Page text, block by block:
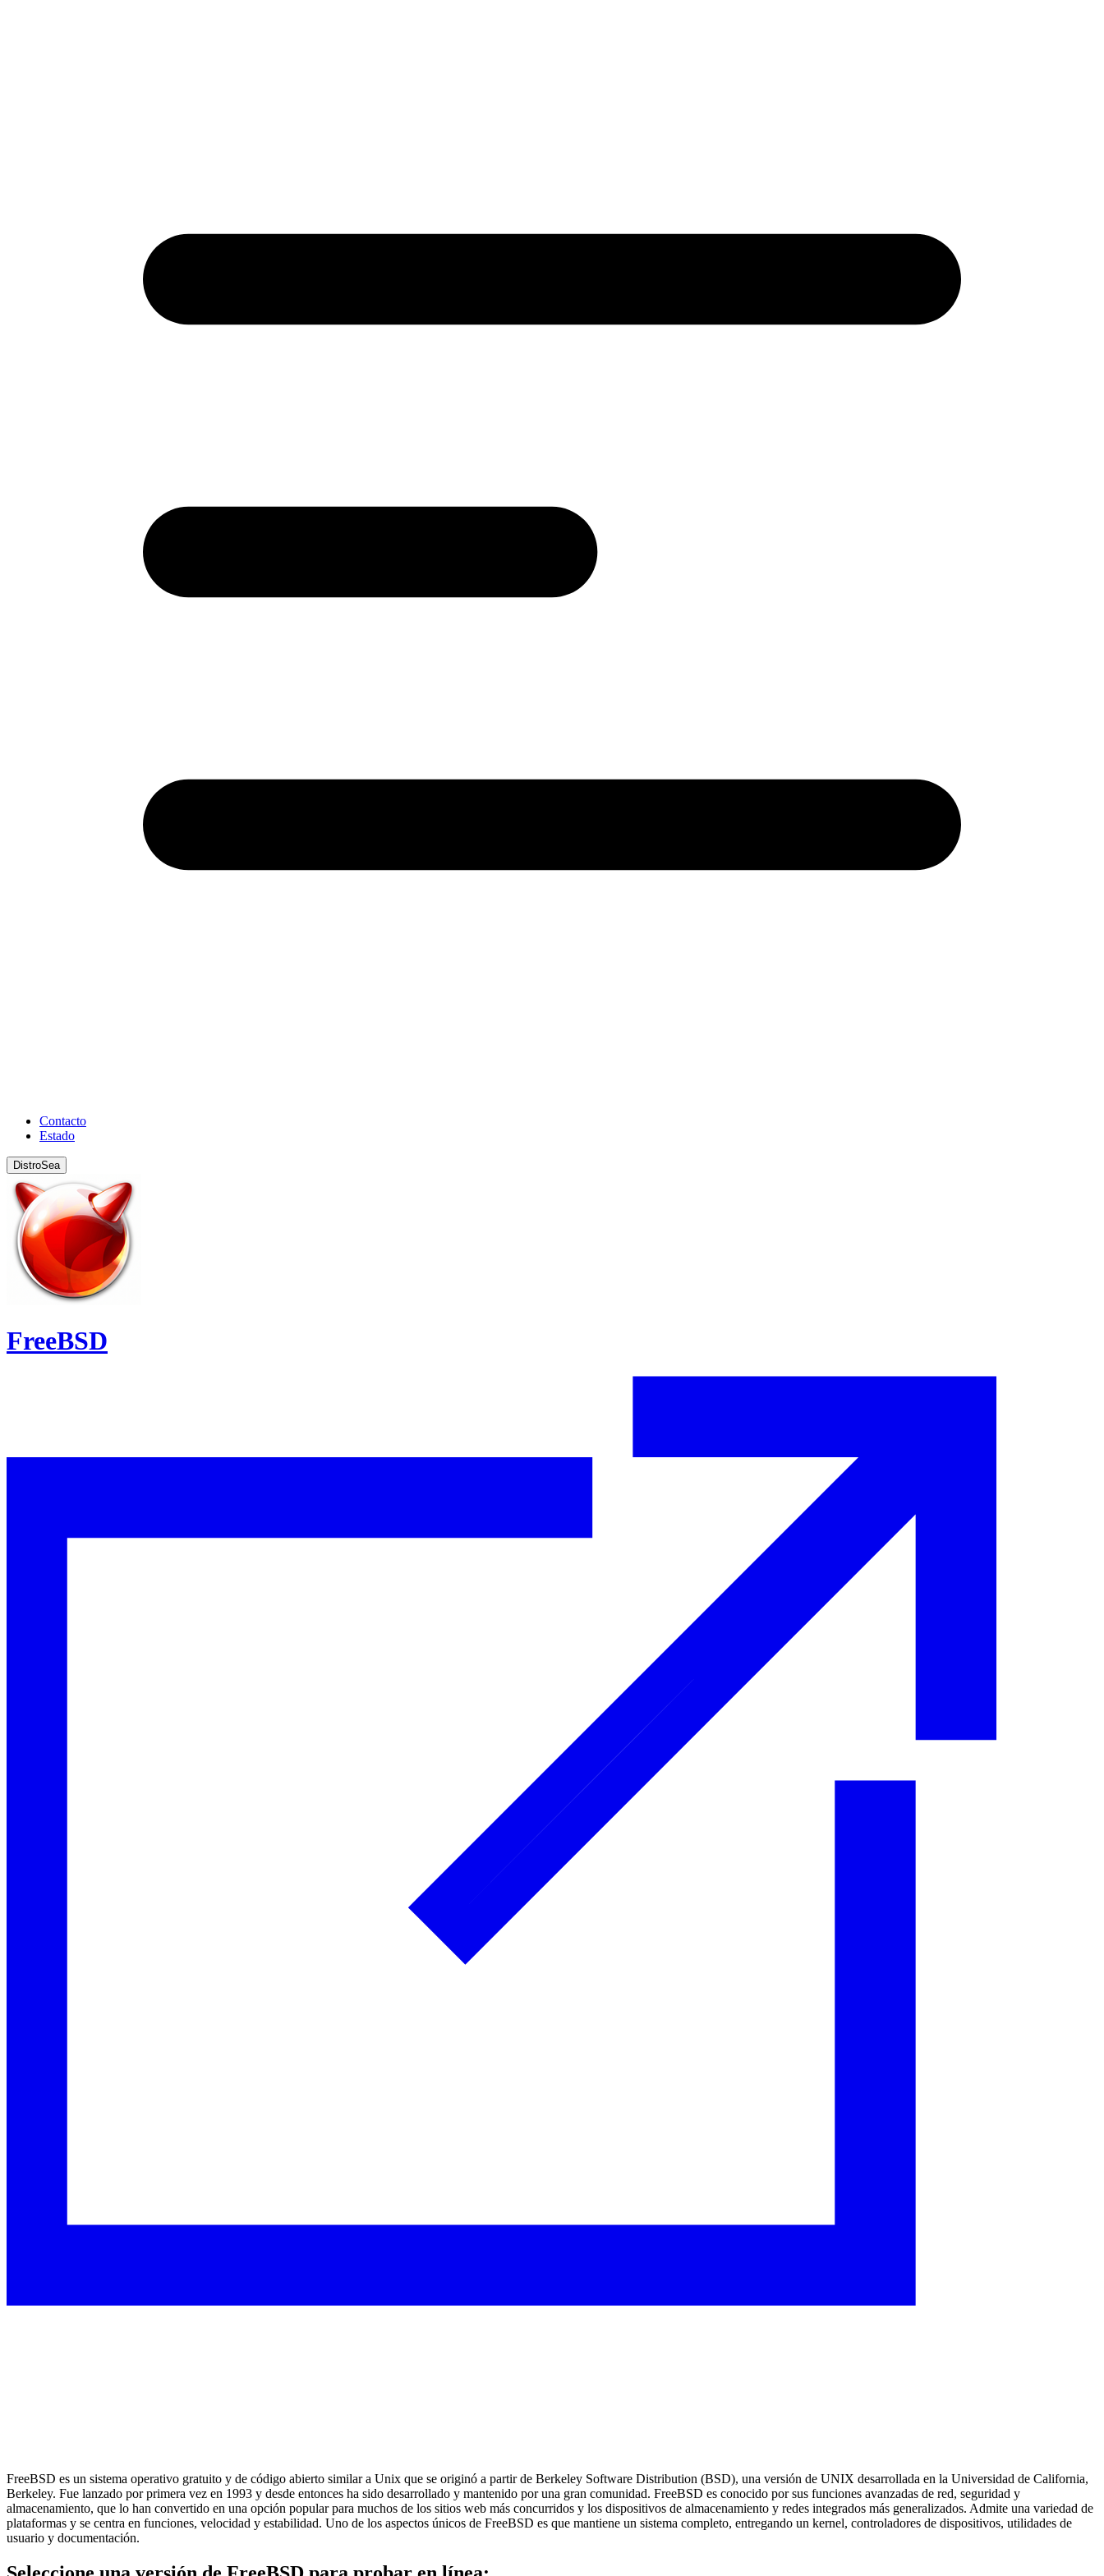
Contacto
Estado
DistroSea
FreeBSD
FreeBSD es un sistema operativo gratuito y de código abierto similar a Unix que se originó a partir de Berkeley Software Distribution (BSD), una versión de UNIX desarrollada en la Universidad de California,
Berkeley. Fue lanzado por primera vez en 1993 y desde entonces ha sido desarrollado y mantenido por una gran comunidad. FreeBSD es conocido por sus funciones avanzadas de red, seguridad y
almacenamiento, que lo han convertido en una opción popular para muchos de los sitios web más concurridos y los dispositivos de almacenamiento y redes integrados más generalizados. Admite una variedad de
plataformas y se centra en funciones, velocidad y estabilidad. Uno de los aspectos únicos de FreeBSD es que mantiene un sistema completo, entregando un kernel, controladores de dispositivos, utilidades de
usuario y documentación.